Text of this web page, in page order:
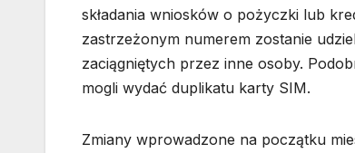
składania wniosków o pożyczki lub
zastrzeżonym numerem zostanie
zaciągniętych przez inne osoby.
mogli wydać duplikatu karty SIM.
Zmiany wprowadzone na początku